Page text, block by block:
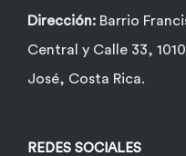
Dirección: Barrio
Central y Calle 33,
José, Costa Rica.
REDES SOCIALES